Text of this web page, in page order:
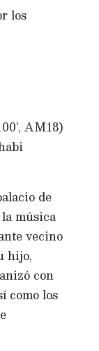
los
AM18)
de
música
vecino
hijo,
con
como los